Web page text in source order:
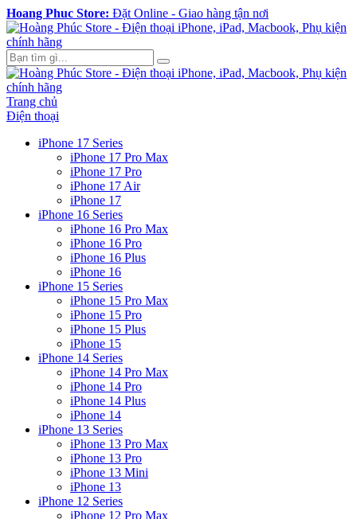
Hoang Phuc Store: Đặt Online - Giao hàng tận nơi
Trang chủ
Điện thoại
iPhone 17 Series
iPhone 17 Pro Max
iPhone 17 Pro
iPhone 17 Air
iPhone 17
iPhone 16 Series
iPhone 16 Pro Max
iPhone 16 Pro
iPhone 16 Plus
iPhone 16
iPhone 15 Series
iPhone 15 Pro Max
iPhone 15 Pro
iPhone 15 Plus
iPhone 15
iPhone 14 Series
iPhone 14 Pro Max
iPhone 14 Pro
iPhone 14 Plus
iPhone 14
iPhone 13 Series
iPhone 13 Pro Max
iPhone 13 Pro
iPhone 13 Mini
iPhone 13
iPhone 12 Series
iPhone 12 Pro Max